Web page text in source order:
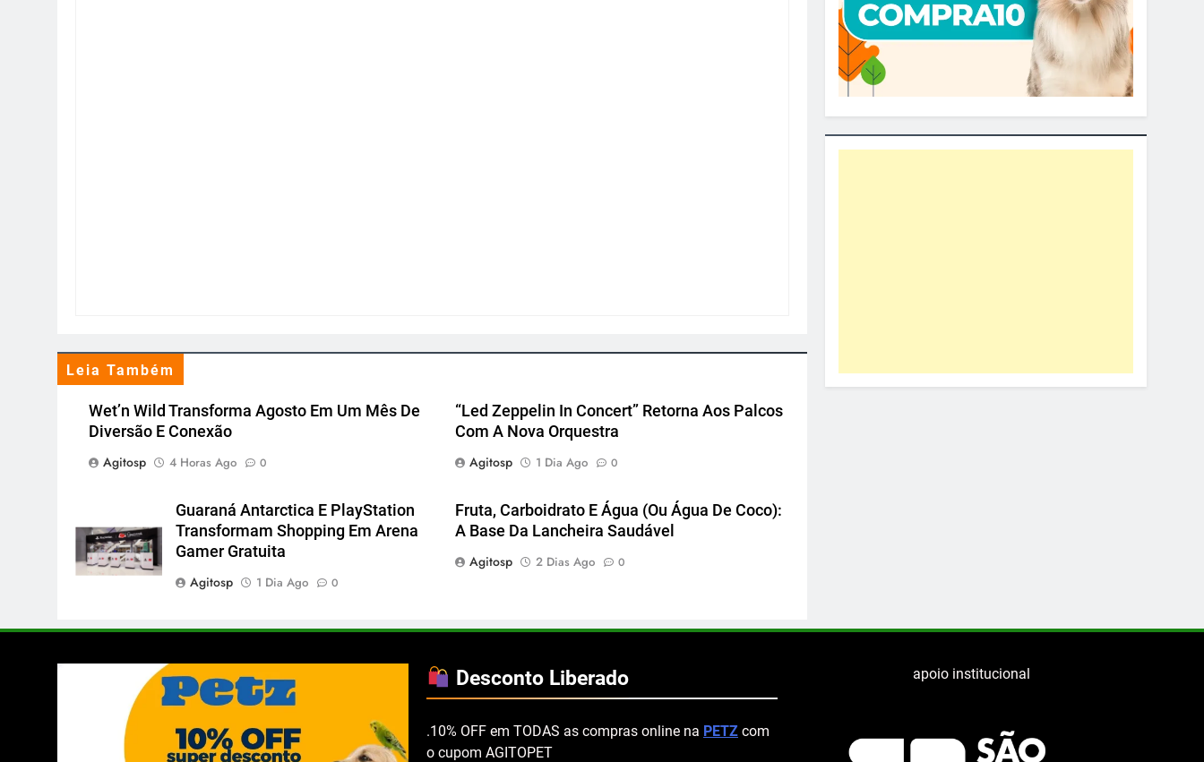
Leia Também
Wet’n Wild Transforma Agosto Em Um Mês De
Diversão E Conexão
Agitosp
4 Horas Ago 0
“Led Zeppelin In Concert” Retorna Aos Palcos
Com A Nova Orquestra
Agitosp
1 Dia Ago 0
Guaraná Antarctica E PlayStation
Transformam Shopping Em Arena
Gamer Gratuita
Agitosp
1 Dia Ago 0
Fruta, Carboidrato E Água (ou Água De Coco):
A Base Da Lancheira Saudável
Agitosp
2 Dias Ago 0
Desconto Liberado
.10% OFF em TODAS as compras online na PETZ com
o cupom AGITOPET
apoio institucional